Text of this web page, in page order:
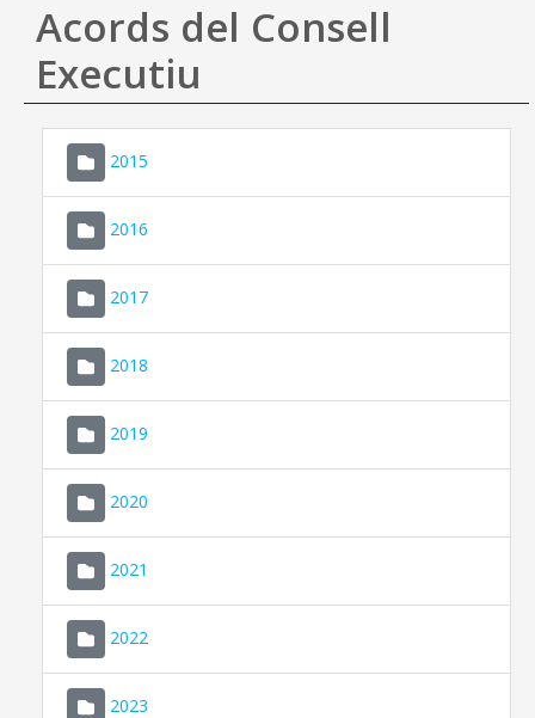
Ajuda
Acords del Consell
Executiu
2015
2016
2017
2018
2019
2020
2021
2022
2023